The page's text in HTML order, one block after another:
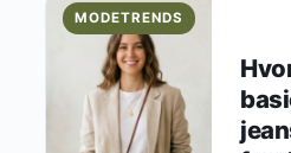
MODETRENDS